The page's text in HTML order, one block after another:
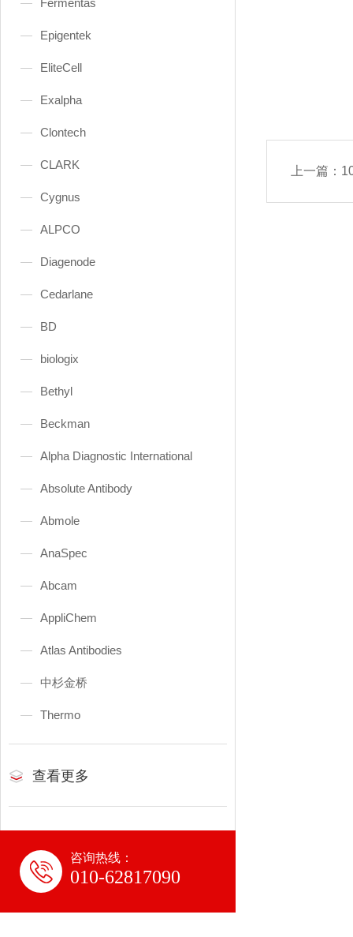
Fermentas
Epigentek
EliteCell
Exalpha
Clontech
CLARK
Cygnus
ALPCO
Diagenode
Cedarlane
BD
biologix
Bethyl
Beckman
Alpha Diagnostic International
Absolute Antibody
Abmole
AnaSpec
Abcam
AppliChem
Atlas Antibodies
中杉金桥
Thermo
查看更多
咨询热线：
010-62817090
上一篇：